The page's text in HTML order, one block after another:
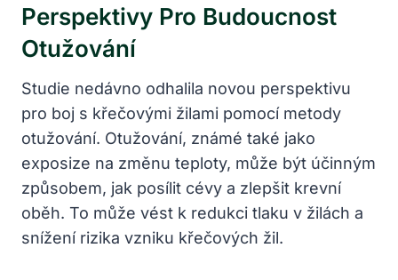
Perspektivy Pro Budoucnost
Otužování
Studie nedávno odhalila novou perspektivu
pro boj s křečovými žilami pomocí metody
otužování. Otužování, známé také jako
exposize na změnu teploty, může být účinným
způsobem, jak posílit cévy a zlepšit krevní
oběh. To může vést k redukci tlaku v žilách a
snížení rizika vzniku křečových žil.